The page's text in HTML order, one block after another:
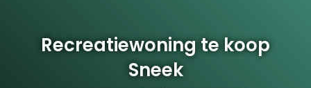
Recreatiewoning te koop
Sneek